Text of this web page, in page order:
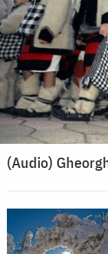
(Audio)